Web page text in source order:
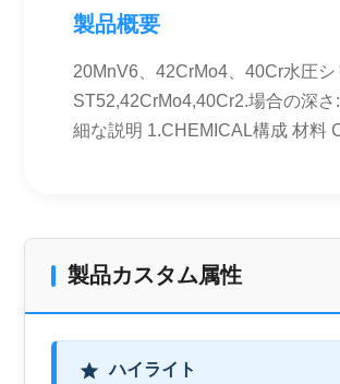
製品概要
20MnV6、42CrMo4、40Cr水圧
ST52,42CrMo4,40Cr2.場合の深
細な説明 1.CHEMICAL構成 材料
製品カスタム属性
ハイライト